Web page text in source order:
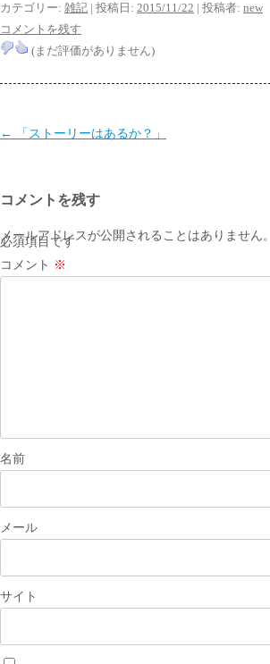
カテゴリー: 雑記 | 投稿日: 2015/11/22 | 投稿者: new
コメントを残す
(まだ評価がありません)
投
ビ
ゲ
ー
← 「ストーリーはあるか？」
コメントを残す
メールアドレスが公開されることはありません。
必須項目です
コメント ※
名前
メール
サイト